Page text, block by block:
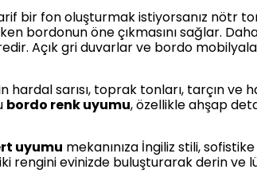
bir fon oluşturmak istiyorsanız nötr
bordonun öne çıkmasını sağlar.
Açık gri duvarlar ve bordo
hardal sarısı, toprak tonları, tarçın ve
bordo renk uyumu, özellikle ahşap
uyumu mekanınıza İngiliz stili,
rengini evinizde buluşturarak derin ve